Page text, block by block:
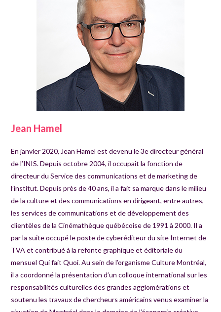
Jean Hamel
En janvier 2020, Jean Hamel est devenu le 3e directeur général
de l’INIS. Depuis octobre 2004, il occupait la fonction de
directeur du Service des communications et de marketing de
l’institut. Depuis près de 40 ans, il a fait sa marque dans le milieu
de la culture et des communications en dirigeant, entre autres,
les services de communications et de développement des
clientèles de la Cinémathèque québécoise de 1991 à 2000. Il a
par la suite occupé le poste de cyberéditeur du site Internet de
TVA et contribué à la refonte graphique et éditoriale du
mensuel Qui fait Quoi. Au sein de l’organisme Culture Montréal,
il a coordonné la présentation d’un colloque international sur les
responsabilités culturelles des grandes agglomérations et
soutenu les travaux de chercheurs américains venus examiner la